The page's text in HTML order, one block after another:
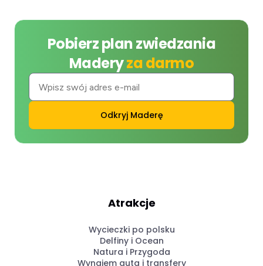
Pobierz plan zwiedzania
Maderyza darmo
Odkryj Maderę
Atrakcje
Wycieczki po polsku
Delfiny i Ocean
Natura i Przygoda
Wynajem auta i transfery